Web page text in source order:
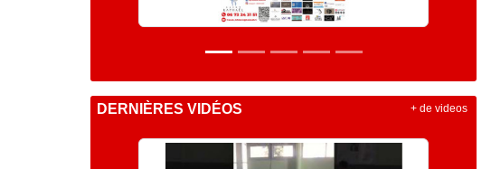
DERNIÈRES VIDÉOS + de videos